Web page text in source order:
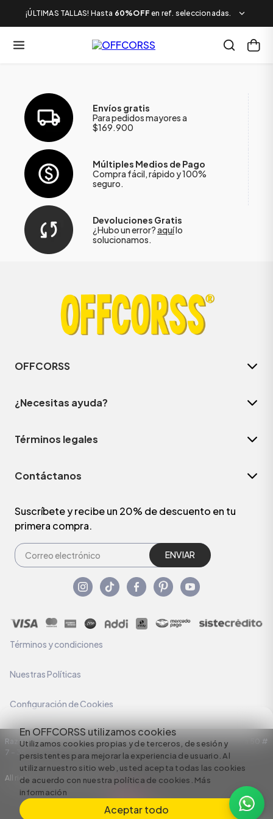
¡ÚLTIMAS TALLAS! Hasta 60%OFF en ref. seleccionadas.
En OFFCORSS utilizamos cookies
Utilizamos cookies propias y de terceros, de sesión y
persistentes para mejorar la experiencia de usuario. Al
utilizar nuestro sitio web, usted acepta todas las cookies
de acuerdo con nuestra política de cookies. Más
información
Aceptar todo
Envíos gratis
Para pedidos mayores a
$169.900
Múltiples Medios de Pago
Compra fácil, rápido y 100%
seguro.
Devoluciones Gratis
¿Hubo un error?aquílo
solucionamos.
OFFCORSS
¿Necesitas ayuda?
Términos legales
Contáctanos
Suscríbete y recibe un 20% de descuento en tu
primera compra.
ENVIAR
Términos y condiciones
Nuestras Políticas
Configuración de Cookies
Razón Social: C.I HERMECO S.A. NIT: 890924167-6 Dirección: Carrera 50 #
7 – 35
All rights reserved empowered by